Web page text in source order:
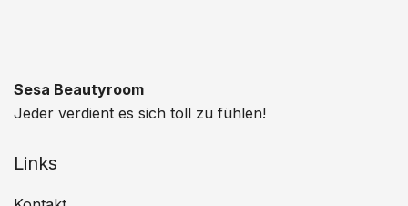
Sesa Beautyroom
Jeder verdient es sich toll zu fühlen!
Links